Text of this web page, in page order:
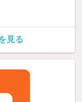
見る